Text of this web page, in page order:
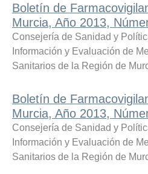
Boletín de
Murcia, Año 2013,
Consejería de Sanidad y
Información y Evaluación de
Sanitarios de la Región de
Boletín de
Murcia, Año 2013,
Consejería de Sanidad y
Información y Evaluación de
Sanitarios de la Región de